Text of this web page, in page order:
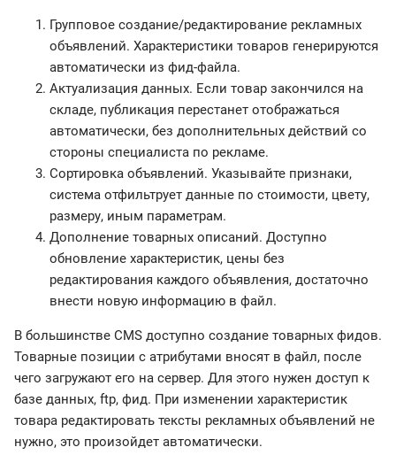
Групповое создание/редактирование рекламных
объявлений. Характеристики товаров генерируются
автоматически из фид-файла.
Актуализация данных. Если товар закончился на
складе, публикация перестанет отображаться
автоматически, без дополнительных действий со
стороны специалиста по рекламе.
Сортировка объявлений. Указывайте признаки,
система отфильтрует данные по стоимости, цвету,
размеру, иным параметрам.
Дополнение товарных описаний. Доступно
обновление характеристик, цены без
редактирования каждого объявления, достаточно
внести новую информацию в файл.
В большинстве CMS доступно создание товарных фидов.
Товарные позиции с атрибутами вносят в файл, после
чего загружают его на сервер. Для этого нужен доступ к
базе данных, ftp, фид. При изменении характеристик
товара редактировать тексты рекламных объявлений не
нужно, это произойдет автоматически.